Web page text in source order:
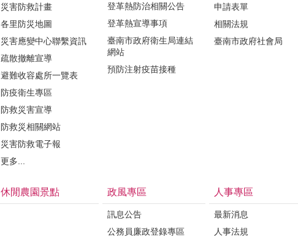
災害防救計畫
各里防災地圖
災害應變中心聯繫資訊
疏散撤離宣導
避難收容處所一覽表
防疫衛生專區
防救災害宣導
防救災相關網站
災害防救電子報
更多...
登革熱防治相關公告
登革熱宣導事項
臺南市政府衛生局連結
網站
預防注射疫苗接種
申請表單
相關法規
臺南市政府社會局
休閒農園景點 政風專區
訊息公告
公務員廉政登錄專區
人事專區
最新消息
人事法規